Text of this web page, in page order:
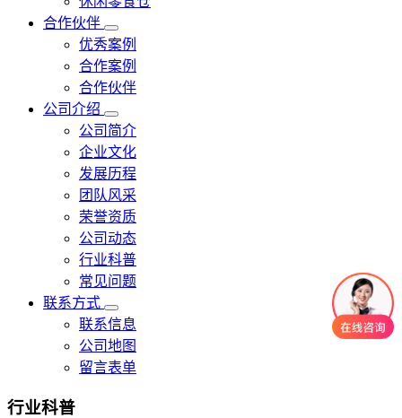
合作伙伴
优秀案例
合作案例
合作伙伴
公司介绍
公司简介
企业文化
发展历程
团队风采
荣誉资质
公司动态
行业科普
常见问题
联系方式
联系信息
公司地图
留言表单
行业科普